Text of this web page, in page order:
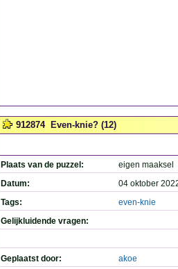
912874 Even-knie? (12)
Plaats van de puzzel:
eigen maaksel
Datum:
04 oktober
Tags:
even-knie
Gelijkluidende vragen:
Geplaatst door: akoe